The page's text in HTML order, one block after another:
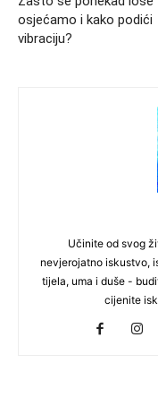
osjećamo i kako podići
vibraciju?
Učinite od svog
nevjerojatno iskustvo,
tijela, uma i duše -
cijenite